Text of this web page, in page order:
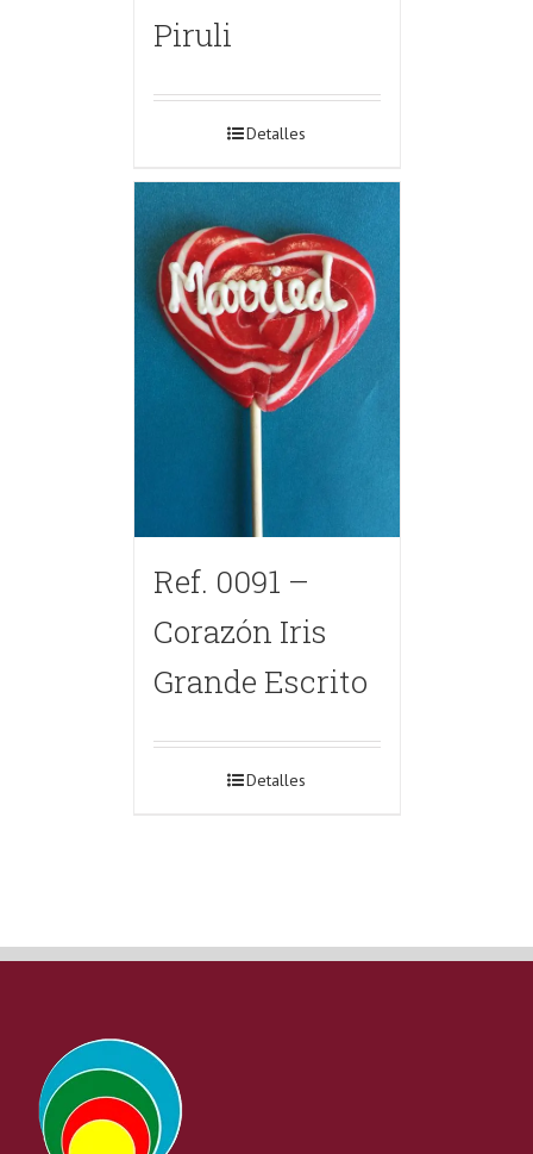
Piruli
Detalles
Ref. 0091 –
Corazón Iris
Grande Escrito
Detalles